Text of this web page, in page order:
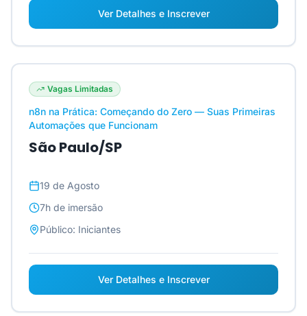
Ver Detalhes e Inscrever
Vagas Limitadas
n8n na Prática: Começando do Zero — Suas Primeiras
Automações que Funcionam
São Paulo/SP
19 de Agosto
7h de imersão
Público: Iniciantes
Ver Detalhes e Inscrever